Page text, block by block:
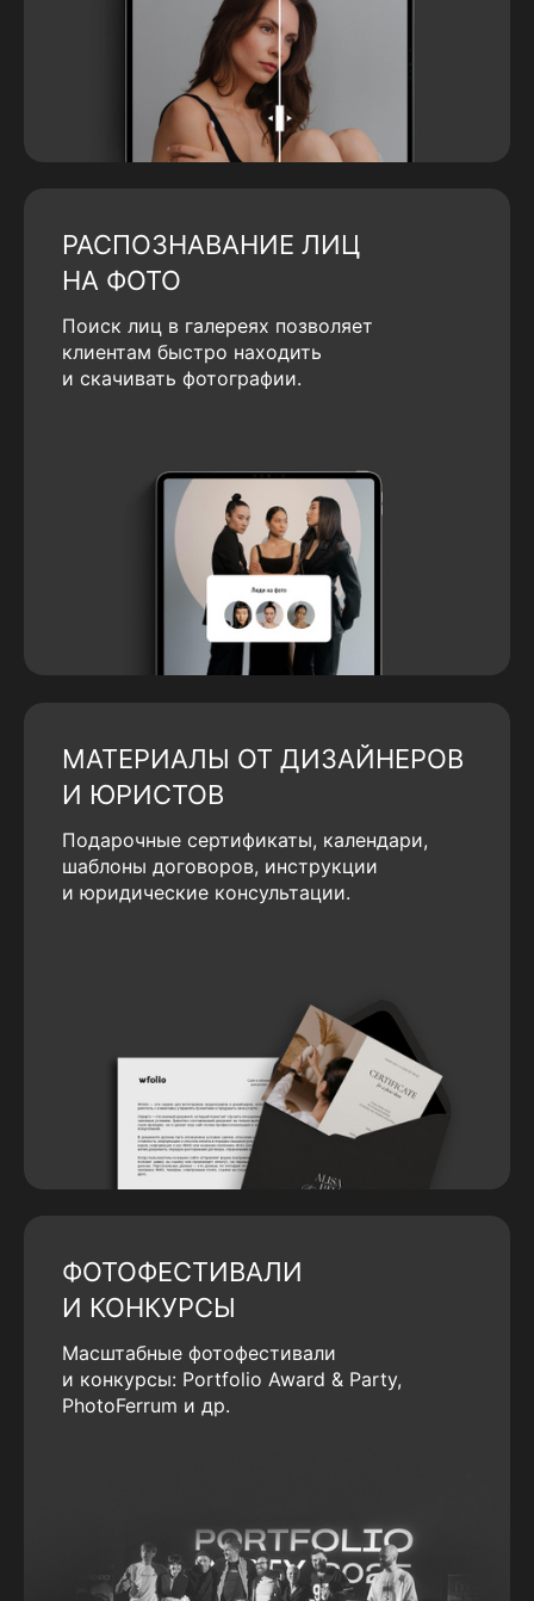
РАСПОЗНАВАНИЕ ЛИЦ
НА ФОТО
Поиск лиц в галереях позволяет
клиентам быстро находить
и скачивать фотографии.
МАТЕРИАЛЫ ОТ ДИЗАЙНЕРОВ
И ЮРИСТОВ
Подарочные сертификаты, календари,
шаблоны договоров, инструкции
и юридические консультации.
ФОТОФЕСТИВАЛИ
И КОНКУРСЫ
Масштабные фотофестивали
и конкурсы: Portfolio Award & Party,
PhotoFerrum и др.